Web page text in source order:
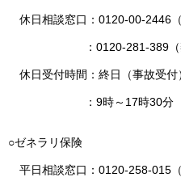
休日相談窓口：0120-00-2446（
：0120-281-389
休日受付時間：終日（事故受付
：9時～17時30分
○ゼネラリ保険
平日相談窓口：0120-258-015（